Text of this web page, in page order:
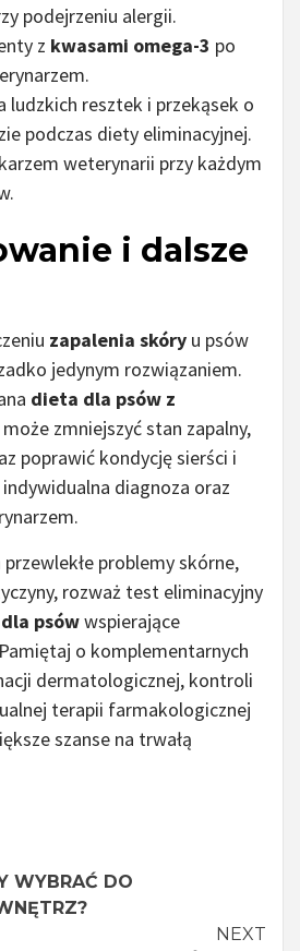
podejrzeniu alergii.
z kwasami omega-3 po
ludzkich resztek i przekąsek o
podczas diety eliminacyjnej.
weterynarii przy każdym
i dalsze
zapalenia skóry u psów
jedynym rozwiązaniem.
dieta dla psów z
może zmniejszyć stan zapalny,
poprawić kondycję sierści i
diagnoza oraz
problemy skórne,
rozważ test eliminacyjny
psówwspierające
o komplementarnych
dermatologicznej, kontroli
terapii farmakologicznej
szanse na trwałą
WYBRAĆ DO
NEXT